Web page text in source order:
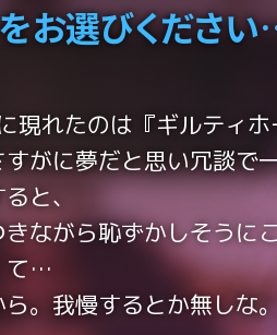
お選びください
れたのは『ギルティホ
がに夢だと思い冗談で
と、
ながら恥ずかしそうに
て…
。我慢するとか無しな。